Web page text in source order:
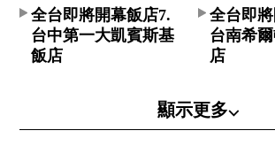
全台即將開幕飯店7.
台中第一大凱賓斯基
飯店
全台即
台南希
店
顯示更多⌵